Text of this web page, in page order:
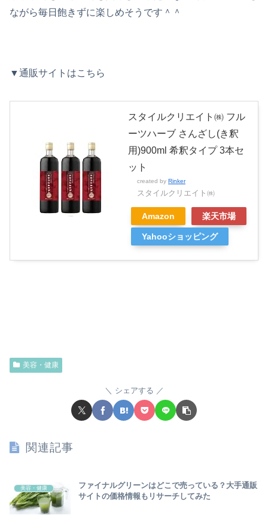
ながら毎日飽きずに楽しめそうです＾＾
▼通販サイトはこちら
スタイルクリエイト㈱ フル
ーツハーブ さんざし(き釈
用)900ml 希釈タイプ 3本セ
ット
created by Rinker
スタイルクリエイト㈱
Amazon 楽天市場
Yahooショッピング
美容・健康
シェアする
関連記事
美容・健康
ファイナルグリーンはどこで売っている？大手通販
サイトの価格情報もリサーチしてみた